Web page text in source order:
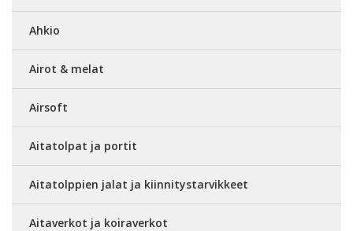
Ahkio
Airot & melat
Airsoft
Aitatolpat ja portit
Aitatolppien jalat ja kiinnitystarvikkeet
Aitaverkot ja koiraverkot